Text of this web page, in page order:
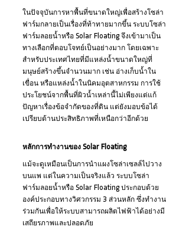
ในปัจจุบันการหาพื้นที่ขนาดใหญ่เพื่อสร้างโซล่า
ฟาร์มกลายเป็นเรื่องที่ท้าทายมากขึ้น ระบบโซล่า
ฟาร์มลอยน้ำหรือ Solar Floating จึงเข้ามาเป็น
ทางเลือกที่ตอบโจทย์เป็นอย่างมาก โดยเฉพาะ
สำหรับประเทศไทยที่มีแหล่งน้ำขนาดใหญ่ที่
มนุษย์สร้างขึ้นจำนวนมาก เช่น อ่างเก็บน้ำใน
เขื่อน หรือแหล่งน้ำในนิคมอุตสาหกรรม การใช้
ประโยชน์จากพื้นที่ผิวน้ำเหล่านี้ไม่เพียงแต่แก้
ปัญหาเรื่องข้อจำกัดของที่ดิน แต่ยังมอบข้อได้
เปรียบด้านประสิทธิภาพที่เหนือกว่าอีกด้วย
หลักการทำงานของ Solar Floating
แม้จะดูเหมือนเป็นการนำแผงโซล่าเซลล์ไปวาง
บนแพ แต่ในความเป็นจริงแล้ว ระบบโซล่า
ฟาร์มลอยน้ำหรือ Solar Floating ประกอบด้วย
องค์ประกอบทางวิศวกรรม 3 ส่วนหลัก ซึ่งทำงาน
ร่วมกันเพื่อให้ระบบสามารถผลิตไฟฟ้าได้อย่างมี
เสถียรภาพและปลอดภัย